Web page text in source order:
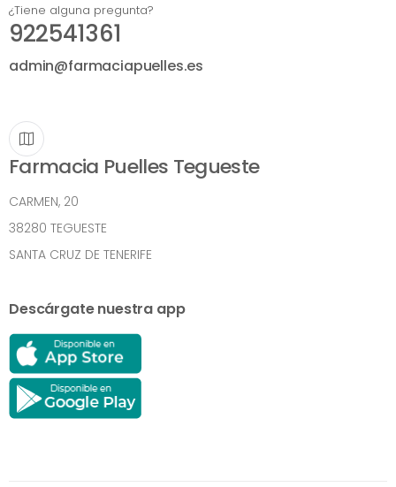
¿Tiene alguna pregunta?
922541361
admin@farmaciapuelles.es
Farmacia Puelles Tegueste
CARMEN, 20
38280 TEGUESTE
SANTA CRUZ DE TENERIFE
Descárgate nuestra app